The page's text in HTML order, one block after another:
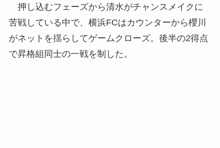
押し込むフェーズから清水がチャンスメイクに
苦戦している中で、横浜FCはカウンターから櫻川
がネットを揺らしてゲームクローズ。後半の2得点
で昇格組同士の一戦を制した。